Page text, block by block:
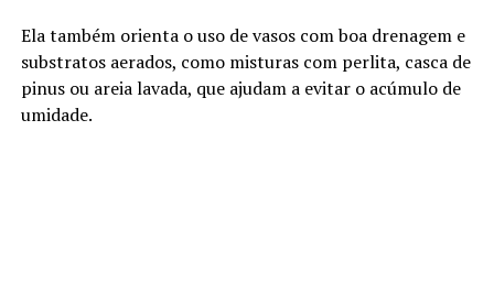
Ela também orienta o uso de vasos com boa drenagem e
substratos aerados, como misturas com perlita, casca de
pinus ou areia lavada, que ajudam a evitar o acúmulo de
umidade.